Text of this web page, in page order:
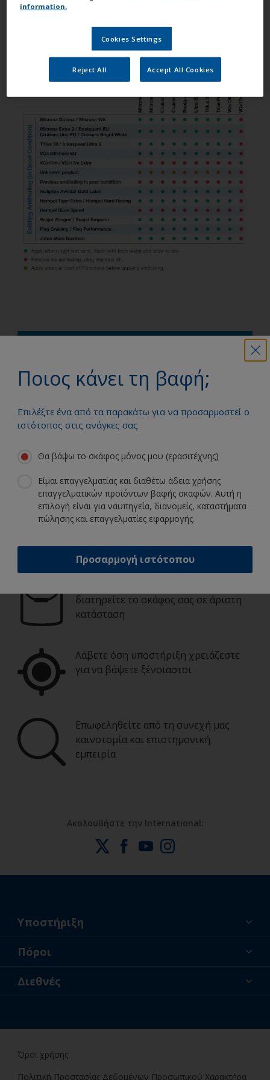
προϊόντα ανταγωνιστών.
να προσδιορίσετε πόσο χρώμα χρειάζεται.
Αρκεί να καταχωρήσετε τον τύπο και τις
διαστάσεις του σκάφους σας, το προϊόν
που χρησιμοποιείτε και τον αριθμό των
απαιτούμενων στρώσεων, για να λάβετε
μια χρήσιμη εκτίμηση.
Ποιος κάνει τη βαφή;
Επιλέξτε ένα από τα παρακάτω για να προσαρμοστεί ο
ιστότοπος στις ανάγκες σας
Θα βάψω το σκάφος μόνος μου (ερασιτέχνης)
Είμαι επαγγελματίας και διαθέτω άδεια χρήσης
επαγγελματικών προϊόντων βαφής σκαφών. Αυτή η
επιλογή είναι για ναυπηγεία, διανομείς, καταστήματα
πώλησης και επαγγελματίες εφαρμογής.
Προσαρμογή ιστότοπου
επαγγελματίας
διατηρείτε το σκάφος σας σε άριστη
κατάσταση
Λάβετε όση υποστήριξη χρειάζεστε
για να βάψετε ξένοιαστοι
Επωφεληθείτε από τη συνεχή μας
καινοτομία και επιστημονική
εμπειρία
Ακολουθήστε την International:
Υποστήριξη
Σχετικά με εμάς
Πόροι
Ειδήσεις
Διεθνές
Όροι χρήσης
Πολιτική Προστασίας Δεδομένων Προσωπικού Χαρακτήρα
information.
Cookies Settings
Reject All Accept All Cookies